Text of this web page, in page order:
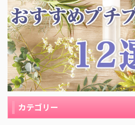
カテゴリー